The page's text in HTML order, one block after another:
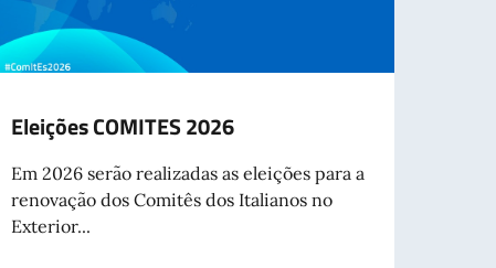
Eleições COMITES 2026
Em 2026 serão realizadas as eleições para a
renovação dos Comitês dos Italianos no
Exterior...